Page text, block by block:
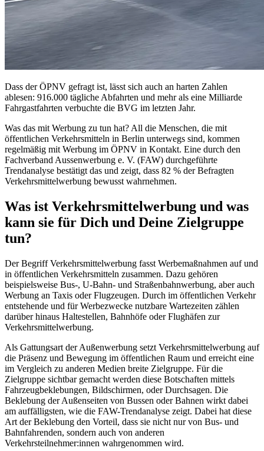
Dass der ÖPNV gefragt ist, lässt sich auch an harten Zahlen
ablesen: 916.000 tägliche Abfahrten und mehr als eine Milliarde
Fahrgastfahrten verbuchte die BVG im letzten Jahr.
Was das mit Werbung zu tun hat? All die Menschen, die mit
öffentlichen Verkehrsmitteln in Berlin unterwegs sind, kommen
regelmäßig mit Werbung im ÖPNV in Kontakt. Eine durch den
Fachverband Aussenwerbung e. V. (FAW) durchgeführte
Trendanalyse bestätigt das und zeigt, dass 82 % der Befragten
Verkehrsmittelwerbung bewusst wahrnehmen.
Was ist Verkehrsmittelwerbung und was
kann sie für Dich und Deine Zielgruppe
tun?
Der Begriff Verkehrsmittelwerbung fasst Werbemaßnahmen auf und
in öffentlichen Verkehrsmitteln zusammen. Dazu gehören
beispielsweise Bus-, U-Bahn- und Straßenbahnwerbung, aber auch
Werbung an Taxis oder Flugzeugen. Durch im öffentlichen Verkehr
entstehende und für Werbezwecke nutzbare Wartezeiten zählen
darüber hinaus Haltestellen, Bahnhöfe oder Flughäfen zur
Verkehrsmittelwerbung.
Als Gattungsart der Außenwerbung setzt Verkehrsmittelwerbung auf
die Präsenz und Bewegung im öffentlichen Raum und erreicht eine
im Vergleich zu anderen Medien breite Zielgruppe. Für die
Zielgruppe sichtbar gemacht werden diese Botschaften mittels
Fahrzeugbeklebungen, Bildschirmen, oder Durchsagen. Die
Beklebung der Außenseiten von Bussen oder Bahnen wirkt dabei
am auffälligsten, wie die FAW-Trendanalyse zeigt. Dabei hat diese
Art der Beklebung den Vorteil, dass sie nicht nur von Bus- und
Bahnfahrenden, sondern auch von anderen
Verkehrsteilnehmer:innen wahrgenommen wird.